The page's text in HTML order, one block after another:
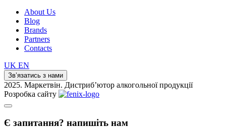
About Us
Blog
Brands
Partners
Contacts
UK EN
Зв’язатись з нами
2025. Маркетвін. Дистриб’ютор алкогольної продукції
Розробка сайту
Є запитання? напишіть нам